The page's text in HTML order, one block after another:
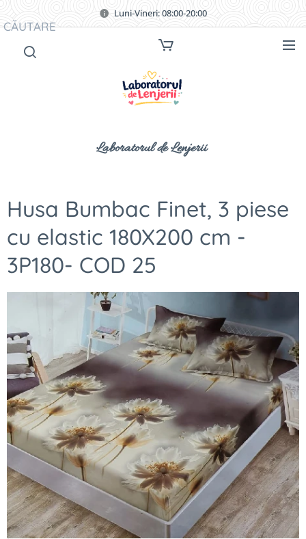
Luni-Vineri: 08:00-20:00
Laboratorul de Lenjerii
CĂUTARE
Husa Bumbac Finet, 3 piese
cu elastic 180X200 cm -
3P180- COD 25